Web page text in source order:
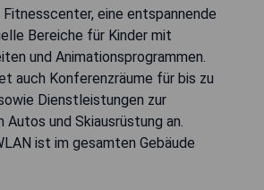
Fitnesscenter, eine entspannende
Bereiche für Kinder mit
und Animationsprogrammen.
auch Konferenzräume für bis zu
Dienstleistungen zur
Autos und Skiausrüstung an.
ist im gesamten Gebäude